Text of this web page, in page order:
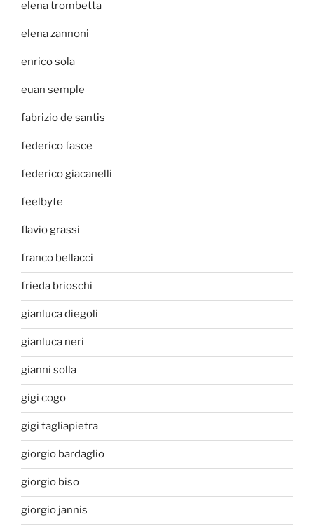
elena trombetta
elena zannoni
enrico sola
euan semple
fabrizio de santis
federico fasce
federico giacanelli
feelbyte
flavio grassi
franco bellacci
frieda brioschi
gianluca diegoli
gianluca neri
gianni solla
gigi cogo
gigi tagliapietra
giorgio bardaglio
giorgio biso
giorgio jannis